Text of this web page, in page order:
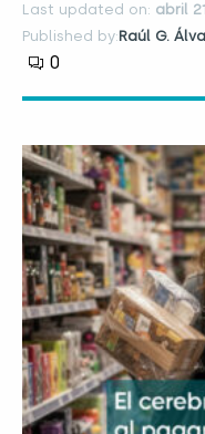
Last updated on: abril
Published by:Raúl G.
0